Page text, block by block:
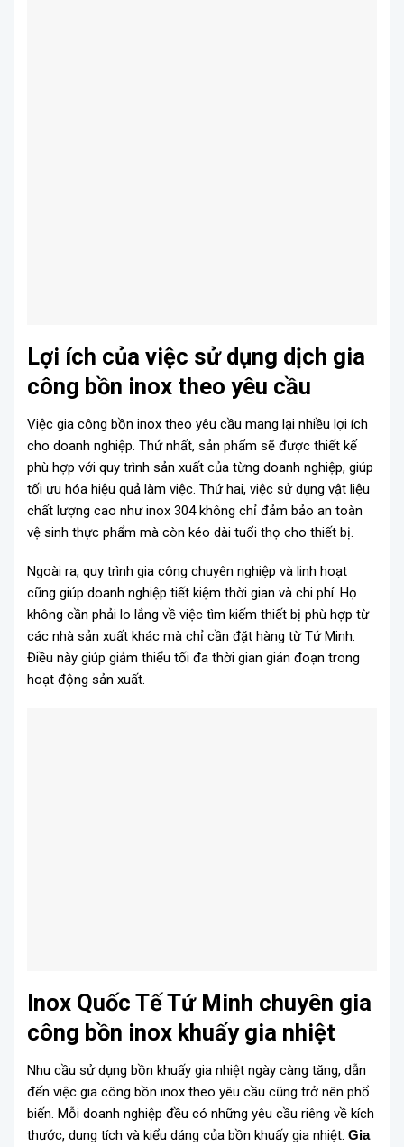
Lợi ích của việc sử dụng dịch gia
công bồn inox theo yêu cầu
Việc gia công bồn inox theo yêu cầu mang lại nhiều lợi ích
cho doanh nghiệp. Thứ nhất, sản phẩm sẽ được thiết kế
phù hợp với quy trình sản xuất của từng doanh nghiệp, giúp
tối ưu hóa hiệu quả làm việc. Thứ hai, việc sử dụng vật liệu
chất lượng cao như inox 304 không chỉ đảm bảo an toàn
vệ sinh thực phẩm mà còn kéo dài tuổi thọ cho thiết bị.
Ngoài ra, quy trình gia công chuyên nghiệp và linh hoạt
cũng giúp doanh nghiệp tiết kiệm thời gian và chi phí. Họ
không cần phải lo lắng về việc tìm kiếm thiết bị phù hợp từ
các nhà sản xuất khác mà chỉ cần đặt hàng từ Tứ Minh.
Điều này giúp giảm thiểu tối đa thời gian gián đoạn trong
hoạt động sản xuất.
Inox Quốc Tế Tứ Minh chuyên gia
công bồn inox khuấy gia nhiệt
Nhu cầu sử dụng bồn khuấy gia nhiệt ngày càng tăng, dẫn
đến việc gia công bồn inox theo yêu cầu cũng trở nên phổ
biến. Mỗi doanh nghiệp đều có những yêu cầu riêng về kích
thước, dung tích và kiểu dáng của bồn khuấy gia nhiệt. Gia